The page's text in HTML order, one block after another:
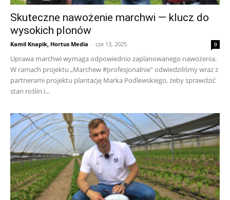
Skuteczne nawożenie marchwi — klucz do
wysokich plonów
Kamil Knapik, Hortus Media - cze 13, 2025 0
Uprawa marchwi wymaga odpowiednio zaplanowanego nawożenia.
W ramach projektu „Marchew #profesjonalnie” odwiedziliśmy wraz z
partnerami projektu plantację Marka Podlewskiego, żeby sprawdzić
stan roślin i...